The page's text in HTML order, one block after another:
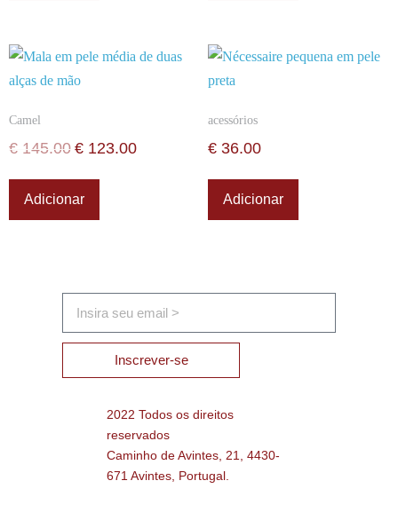
Camel
€ 145.00 € 123.00
Adicionar
acessórios
€ 36.00
Adicionar
Inscrever-se
2022 Todos os direitos
reservados
Caminho de Avintes, 21, 4430-
671 Avintes, Portugal.